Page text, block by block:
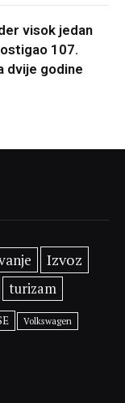
visok jedan
107.
dvije godine
Izvoz
turizam
Volkswagen